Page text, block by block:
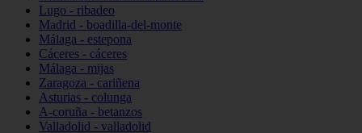
Lugo - ribadeo
Madrid - boadilla-del-monte
Málaga - estepona
Cáceres - cáceres
Málaga - mijas
Zaragoza - cariñena
Asturias - colunga
A-coruña - betanzos
Valladolid - valladolid